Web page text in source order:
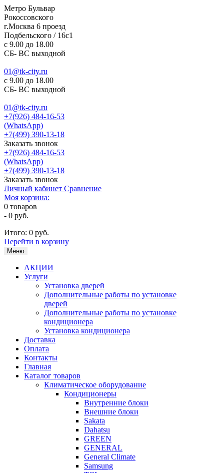
Метро Бульвар
Рокоссовского
г.Москва 6 проезд
Подбельского / 16с1
c 9.00 до 18.00
СБ- ВС выходной
01@tk-city.ru
c 9.00 до 18.00
СБ- ВС выходной
01@tk-city.ru
+7(926) 484-16-53
(WhatsApp)
+7(499) 390-13-18
Заказать звонок
+7(926) 484-16-53
(WhatsApp)
+7(499) 390-13-18
Заказать звонок
Личный кабинет Сравнение
Моя корзина:
0 товаров
- 0 руб.
Итого: 0 руб.
Перейти в корзину
Меню
АКЦИИ
Услуги
Установка дверей
Дополнительные работы по установке
дверей
Дополнительные работы по установке
кондиционера
Установка кондиционера
Доставка
Оплата
Контакты
Главная
Каталог товаров
Климатическое оборудование
Кондиционеры
Внутренние блоки
Внешние блоки
Sakata
Dahatsu
GREEN
GENERAL
General Climate
Samsung